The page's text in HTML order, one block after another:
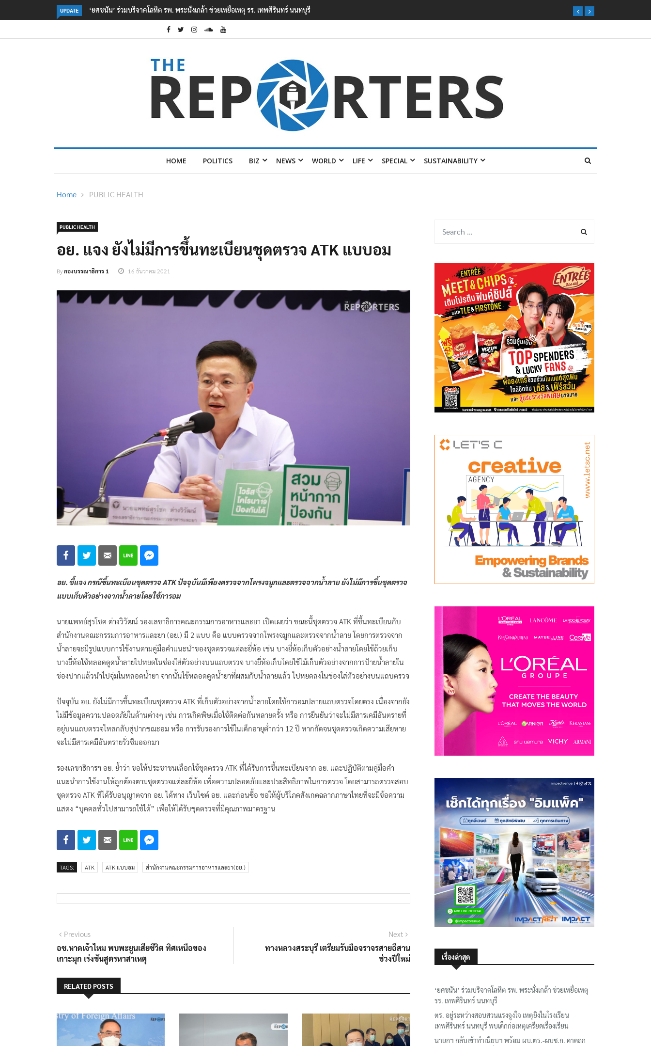
UPDATE
หยื่อเหตุ รร. เทพศิรินทร์ นนทบุรีตร. อยู่ระหว่างสอบสวนแรงจูงใจ เหตุยิงในโรงเรียนเทพศิรินทร์ นนทบุรี พบเด็กก่อ
เหตุเครียดเรื่องเรียน
HOME POLITICS BIZ NEWS WORLD LIFE SPECIAL SUSTAINABILITY
Home PUBLIC HEALTH
PUBLIC HEALTH
อย. แจง ยังไม่มีการขึ้นทะเบียนชุดตรวจ ATK แบบอม
Byกองบรรณาธิการ 1 16 ธันวาคม 2021
อย. ชี้แจง กรณีขึ้นทะเบียนชุดตรวจ ATK ปัจจุบันมีเพียงตรวจจากโพรงจมูกและตรวจจากน้ำลาย ยังไม่มีการขึ้นชุดตรวจ
แบบเก็บตัวอย่างจากน้ำลายโดยใช้การอม
นายแพทย์สุรโชค ต่างวิวัฒน์ รองเลขาธิการคณะกรรมการอาหารและยา เปิดเผยว่า ขณะนี้ชุดตรวจ ATK ที่ขึ้นทะเบียนกับ
สำนักงานคณะกรรมการอาหารและยา (อย.) มี 2 แบบ คือ แบบตรวจจากโพรงจมูกและตรวจจากน้ำลาย โดยการตรวจจาก
น้ำลายจะมีรูปแบบการใช้งานตามคู่มือคำแนะนำของชุดตรวจแต่ละยี่ห้อ เช่น บางยี่ห้อเก็บตัวอย่างน้ำลายโดยใช้ถ้วยเก็บ
บางยี่ห้อใช้หลอดดูดน้ำลายไปหยดในช่องใส่ตัวอย่างบนแถบตรวจ บางยี่ห้อเก็บโดยใช้ไม้เก็บตัวอย่างจากการป้ายน้ำลายใน
ช่องปากแล้วนำไปจุ่มในหลอดน้ำยา จากนั้นใช้หลอดดูดน้ำยาที่ผสมกับน้ำลายแล้ว ไปหยดลงในช่องใส่ตัวอย่างบนแถบตรวจ
ปัจจุบัน อย. ยังไม่มีการขึ้นทะเบียนชุดตรวจ ATK ที่เก็บตัวอย่างจากน้ำลายโดยใช้การอมปลายแถบตรวจโดยตรง เนื่องจากยัง
ไม่มีข้อมูลความปลอดภัยในด้านต่างๆ เช่น การเกิดพิษเมื่อใช้ติดต่อกันหลายครั้ง หรือ การยืนยันว่าจะไม่มีสารเคมีอันตรายที่
อยู่บนแถบตรวจไหลกลับสู่ปากขณะอม หรือ การรับรองการใช้ในเด็กอายุต่ำกว่า 12 ปี หากกัดจนชุดตรวจเกิดความเสียหาย
จะไม่มีสารเคมีอันตรายรั่วซึมออกมา
รองเลขาธิการฯ อย. ย้ำว่า ขอให้ประชาชนเลือกใช้ชุดตรวจ ATK ที่ได้รับการขึ้นทะเบียนจาก อย. และปฏิบัติตามคู่มือคำ
แนะนำการใช้งานให้ถูกต้องตามชุดตรวจแต่ละยี่ห้อ เพื่อความปลอดภัยและประสิทธิภาพในการตรวจ โดยสามารถตรวจสอบ
ชุดตรวจ ATK ที่ได้รับอนุญาตจาก อย. ได้ทาง เว็บไซต์ อย. และก่อนซื้อ ขอให้ผู้บริโภคสังเกตฉลากภาษาไทยที่จะมีข้อความ
แสดง “บุคคลทั่วไปสามารถใช้ได้” เพื่อให้ได้รับชุดตรวจที่มีคุณภาพมาตรฐาน
TAGS: ATK ATK แบบอม สำนักงานคณะกรรมการอาหารและยา(อย.)
แนะแนว
เรื่อง
PreviousPrevious
post:
อช.หาดเจ้าไหม พบพะยูนเสียชีวิต ทิศเหนือของ
เกาะมุก เร่งชันสูตรหาสาเหตุ
Next
post:
ทางหลวงสระบุรี เตรียมรับมือจราจรสายอีสาน
ช่วงปีใหม่
RELATED POSTS
เรื่องล่าสุด
‘ยศชนัน’ ร่วมบริจาคโลหิต รพ. พระนั่งเกล้า ช่วยเหยื่อเหตุ
รร. เทพศิรินทร์ นนทบุรี
ตร. อยู่ระหว่างสอบสวนแรงจูงใจ เหตุยิงในโรงเรียน
เทพศิรินทร์ นนทบุรี พบเด็กก่อเหตุเครียดเรื่องเรียน
นายกฯ กลับเข้าทำเนียบฯ พร้อม ผบ.ตร.-ผบช.ก. คาดถก